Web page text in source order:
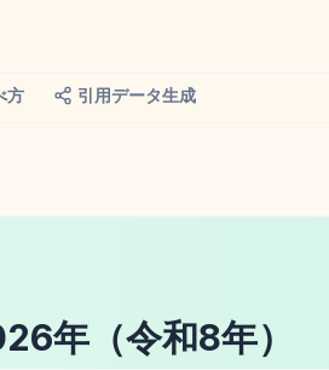
方 引用データ生成
年（令和8年）